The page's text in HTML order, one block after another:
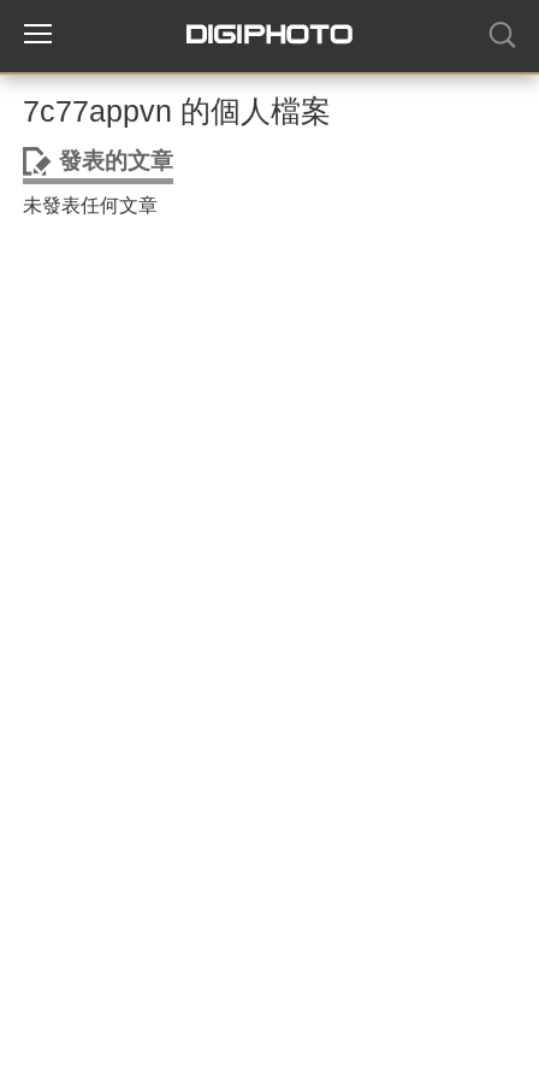
7c77appvn 的個人檔案
發表的文章
未發表任何文章